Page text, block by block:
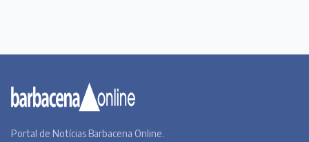
Portal de Notícias Barbacena Online.